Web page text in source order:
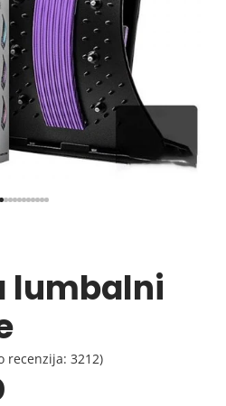
lumbalni
recenzija: 3212)